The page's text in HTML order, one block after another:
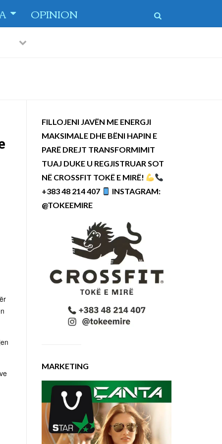
OPINION
PreviousNext
FILLOJENI JAVËN ME ENERGJI
MAKSIMALE DHE BËNI HAPIN E
PARË DREJT TRANSFORMIMIT
TUAJ DUKE U REGJISTRUAR SOT
NË CROSSFIT TOKË E MIRË!
+383 48 214 407
INSTAGRAM:
@TOKEEMIRE
MARKETING